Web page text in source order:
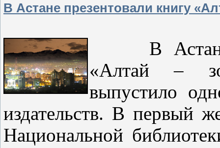
В Астане презентовали книгу
В Астане
«Алтай –
выпустило
издательств. В первый
Национальной